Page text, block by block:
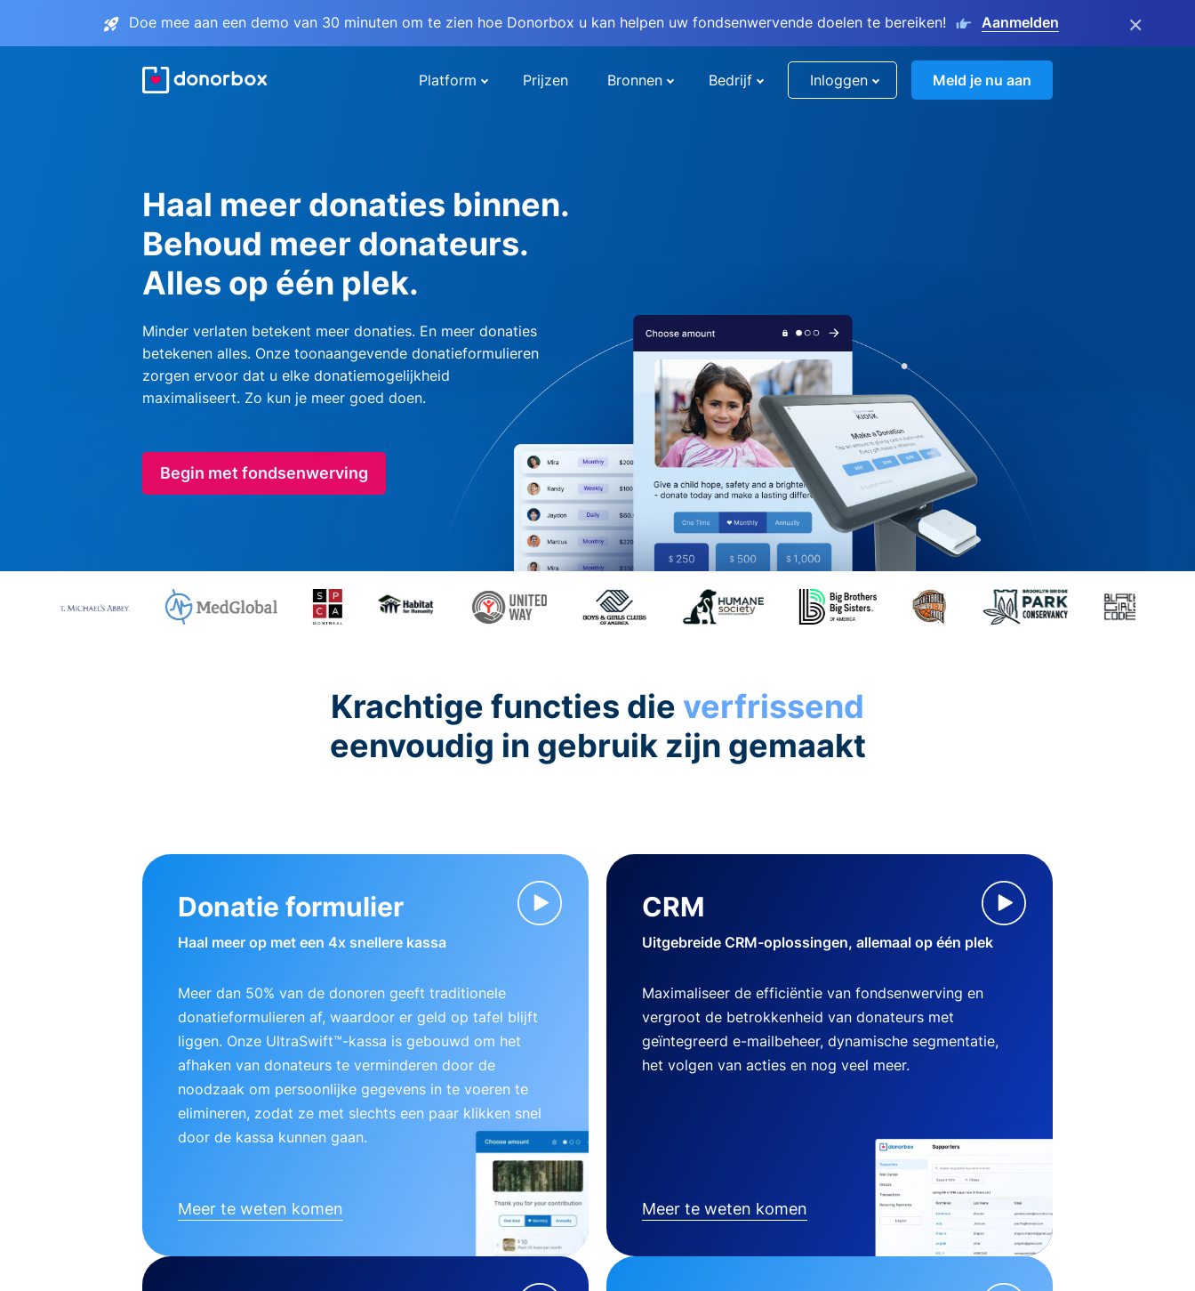
Doe mee aan een demo van 30 minuten om te zien hoe Donorbox u kan helpen uw fondsenwervende doelen te bereiken! Aanmelden ×
Platform Prijzen Bronnen Bedrijf Inloggen Meld je nu aan
Haal meer donaties binnen.
Behoud meer donateurs.
Alles op één plek.
Minder verlaten betekent meer donaties. En meer donaties
betekenen alles. Onze toonaangevende donatieformulieren
zorgen ervoor dat u elke donatiemogelijkheid
maximaliseert. Zo kun je meer goed doen.
Begin met fondsenwerving
Krachtige functies die verfrissend
eenvoudig in gebruik zijn gemaakt
Donatie formulier
Haal meer op met een 4x snellere kassa
Meer dan 50% van de donoren geeft traditionele
donatieformulieren af, waardoor er geld op tafel blijft
liggen. Onze UltraSwift™-kassa is gebouwd om het
afhaken van donateurs te verminderen door de
noodzaak om persoonlijke gegevens in te voeren te
elimineren, zodat ze met slechts een paar klikken snel
door de kassa kunnen gaan.
Meer te weten komen
CRM
Uitgebreide CRM-oplossingen, allemaal op één plek
Maximaliseer de efficiëntie van fondsenwerving en
vergroot de betrokkenheid van donateurs met
geïntegreerd e-mailbeheer, dynamische segmentatie,
het volgen van acties en nog veel meer.
Meer te weten komen